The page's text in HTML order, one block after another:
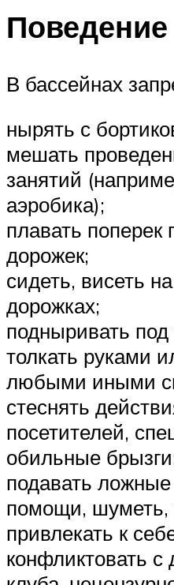
В бассейнах
нырять с
мешать
занятий
аэробика);
плавать поперек
дорожек;
сидеть, висеть
дорожках;
подныривать
толкать руками
любыми иными
стеснять
посетителей,
обильные
подавать
помощи, шуметь,
привлекать к
конфликтовать